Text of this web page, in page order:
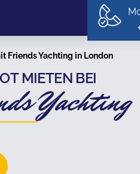
Friends Yachting in London
MIETEN BEI
Yachting